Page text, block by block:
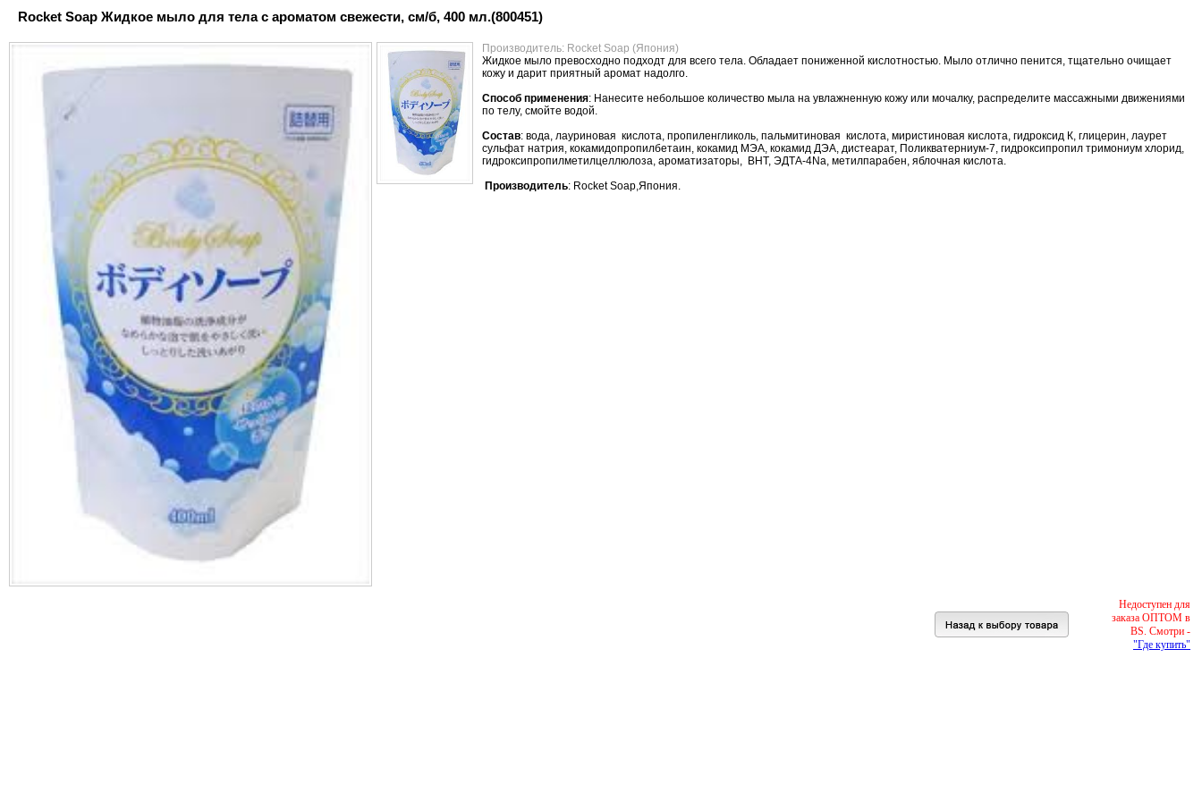
Rocket Soap Жидкое мыло для тела с ароматом свежести, см/б, 400 мл.(800451)
Производитель: Rocket Soap (Япония)
Жидкое мыло превосходно подходт для всего тела. Обладает пониженной кислотностью. Мыло отлично пенится, тщательно очищает
кожу и дарит приятный аромат надолго.
Способ применения: Нанесите небольшое количество мыла на увлажненную кожу или мочалку, распределите массажными движениями
по телу, смойте водой.
Состав: вода, лауриновая кислота, пропиленгликоль, пальмитиновая кислота, миристиновая кислота, гидроксид К, глицерин, лаурет
сульфат натрия, кокамидопропилбетаин, кокамид МЭА, кокамид ДЭА, дистеарат, Поликватерниум-7, гидроксипропил тримониум хлорид,
гидроксипропилметилцеллюлоза, ароматизаторы, ВНТ, ЭДТА-4Na, метилпарабен, яблочная кислота.
Производитель: Rocket Soap,Япония.
Недоступен для
заказа ОПТОМ в
BS. Смотри -
"Где купить"